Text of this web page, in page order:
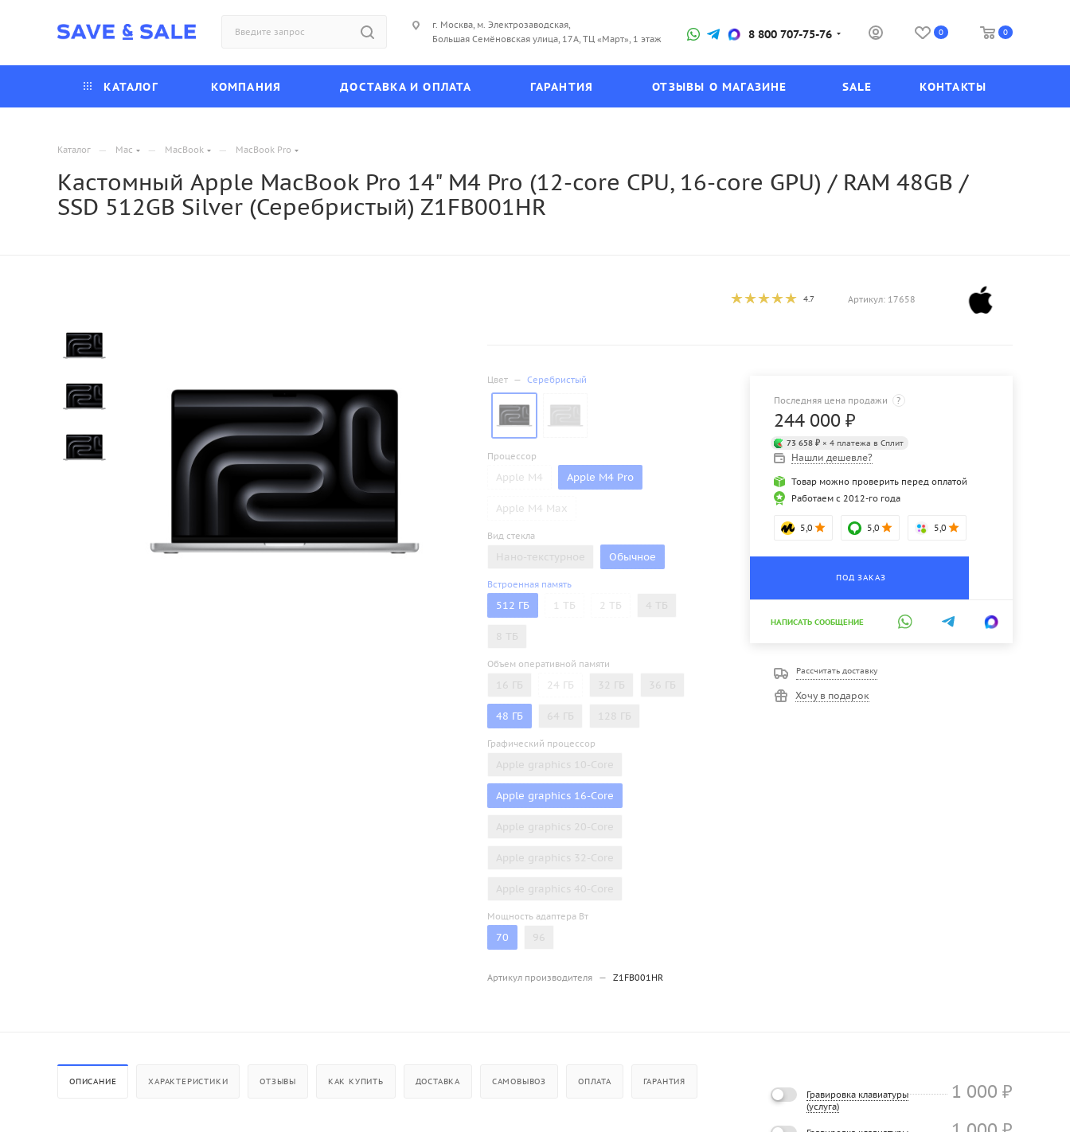
г. Москва, м. Электрозаводская,
Большая Семёновская улица, 17А, ТЦ «Март», 1 этаж
8 800 707-75-76 0 0
КАТАЛОГ КОМПАНИЯ ДОСТАВКА И ОПЛАТА ГАРАНТИЯ ОТЗЫВЫ О МАГАЗИНЕ SALE КОНТАКТЫ
Каталог — Mac — MacBook — MacBook Pro
Кастомный Apple MacBook Pro 14" M4 Pro (12-core CPU, 16-core GPU) / RAM 48GB /
SSD 512GB Silver (Серебристый) Z1FB001HR
4.7 Артикул: 17658
Цвет — Серебристый
Процессор
Apple M4 Apple M4 Pro
Apple M4 Max
Вид стекла
Нано-текстурное Обычное
Встроенная память
512 ГБ 1 ТБ 2 ТБ 4 ТБ
8 ТБ
Объем оперативной памяти
16 ГБ 24 ГБ 32 ГБ 36 ГБ
48 ГБ 64 ГБ 128 ГБ
Графический процессор
Apple graphics 10-Core
Apple graphics 16-Core
Apple graphics 20-Core
Apple graphics 32-Core
Apple graphics 40-Core
Мощность адаптера Вт
70 96
Артикул производителя — Z1FB001HR
Последняя цена продажи ?
244 000 ₽
73 658 ₽ × 4 платежа в Сплит
Нашли дешевле?
Товар можно проверить перед оплатой
Работаем с 2012-го года
5,0 5,0 5,0
ПОД ЗАКАЗ
НАПИСАТЬ СООБЩЕНИЕ
Рассчитать доставку
Хочу в подарок
ОПИСАНИЕ ХАРАКТЕРИСТИКИ ОТЗЫВЫ КАК КУПИТЬ ДОСТАВКА САМОВЫВОЗ ОПЛАТА ГАРАНТИЯ
Гравировка клавиатуры
(услуга)
1 000 ₽